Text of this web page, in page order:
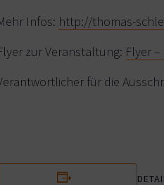
Infos: http://thomas-
zur Veranstaltung: Flyer
für die